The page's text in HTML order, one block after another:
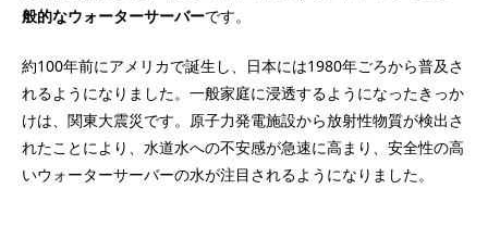
般的なウォーターサーバーです。
約100年前にアメリカで誕生し、日本には1980年ごろから普及さ
れるようになりました。一般家庭に浸透するようになったきっか
けは、関東大震災です。原子力発電施設から放射性物質が検出さ
れたことにより、水道水への不安感が急速に高まり、安全性の高
いウォーターサーバーの水が注目されるようになりました。